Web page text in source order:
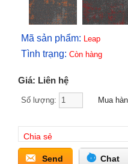
Mã sản phẩm: Leap
Tình trạng: Còn hàng
Giá: Liên hệ
Số lượng:
Chia sẻ
Send Chat